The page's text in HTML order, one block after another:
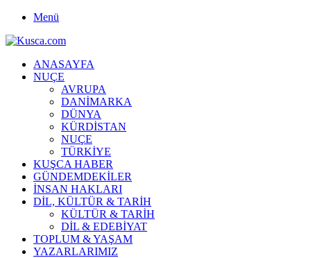
Menü
ANASAYFA
NUÇE
AVRUPA
DANİMARKA
DÜNYA
KÜRDİSTAN
NUÇE
TÜRKİYE
KUŞCA HABER
GÜNDEMDEKİLER
İNSAN HAKLARI
DİL, KÜLTÜR & TARİH
KÜLTÜR & TARİH
DİL & EDEBİYAT
TOPLUM & YAŞAM
YAZARLARIMIZ